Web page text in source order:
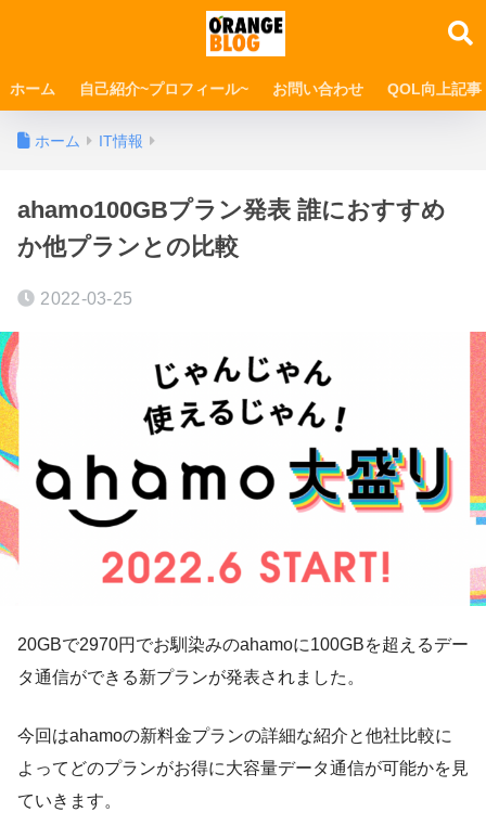
ホーム 自己紹介~プロフィール~ お問い合わせ QOL向上記事
ホーム IT情報
ahamo100GBプラン発表 誰におすすめ
か他プランとの比較
2022-03-25
20GBで2970円でお馴染みのahamoに100GBを超えるデー
タ通信ができる新プランが発表されました。
今回はahamoの新料金プランの詳細な紹介と他社比較に
よってどのプランがお得に大容量データ通信が可能かを見
ていきます。